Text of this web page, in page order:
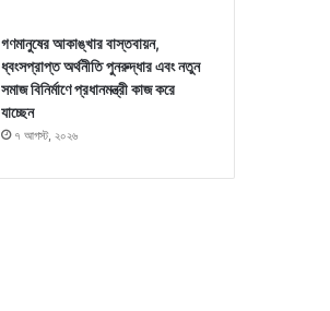
গণমানুষের আকাঙ্খার বাস্তবায়ন,
ধ্বংসপ্রাপ্ত অর্থনীতি পুনরুদ্ধার এবং নতুন
সমাজ বিনির্মাণে প্রধানমন্ত্রী কাজ করে
যাচ্ছেন
৭ আগস্ট, ২০২৬